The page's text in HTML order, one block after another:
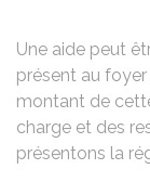
Une aide peut
présent au
montant de
charge et des
présentons la